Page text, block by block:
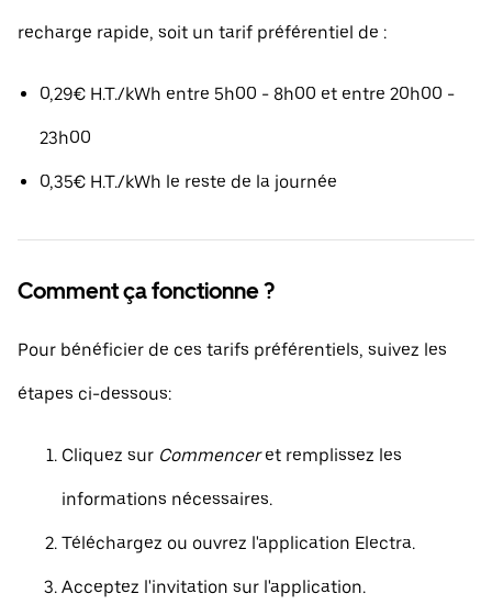
recharge rapide, soit un tarif préférentiel de :
0,29€ H.T./kWh entre 5h00 - 8h00 et entre 20h00 -
23h00
0,35€ H.T./kWh le reste de la journée
Comment ça fonctionne ?
Pour bénéficier de ces tarifs préférentiels, suivez les
étapes ci-dessous:
Cliquez sur Commenceret remplissez les
informations nécessaires.
Téléchargez ou ouvrez l'application Electra.
Acceptez l'invitation sur l'application.